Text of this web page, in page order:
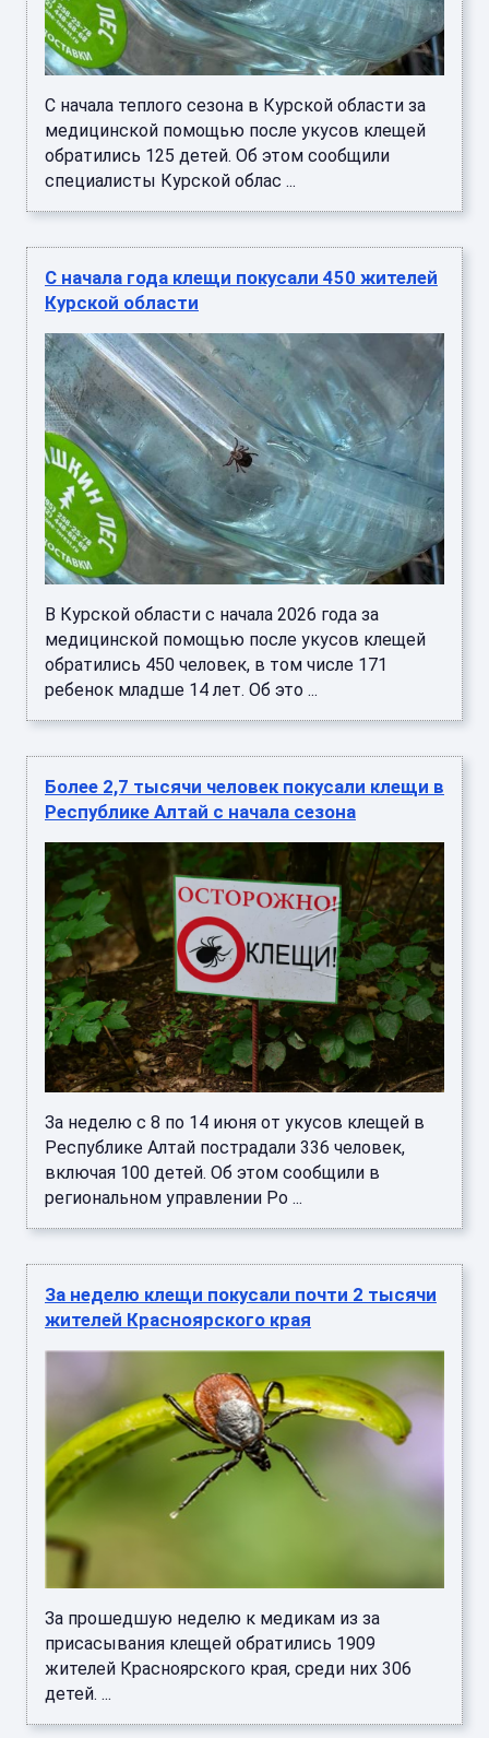
С начала теплого сезона в Курской области за
медицинской помощью после укусов клещей
обратились 125 детей. Об этом сообщили
специалисты Курской облас ...
С начала года клещи покусали 450 жителей
Курской области
В Курской области с начала 2026 года за
медицинской помощью после укусов клещей
обратились 450 человек, в том числе 171
ребенок младше 14 лет. Об это ...
Более 2,7 тысячи человек покусали клещи в
Республике Алтай с начала сезона
За неделю с 8 по 14 июня от укусов клещей в
Республике Алтай пострадали 336 человек,
включая 100 детей. Об этом сообщили в
региональном управлении Ро ...
За неделю клещи покусали почти 2 тысячи
жителей Красноярского края
За прошедшую неделю к медикам из за
присасывания клещей обратились 1909
жителей Красноярского края, среди них 306
детей. ...